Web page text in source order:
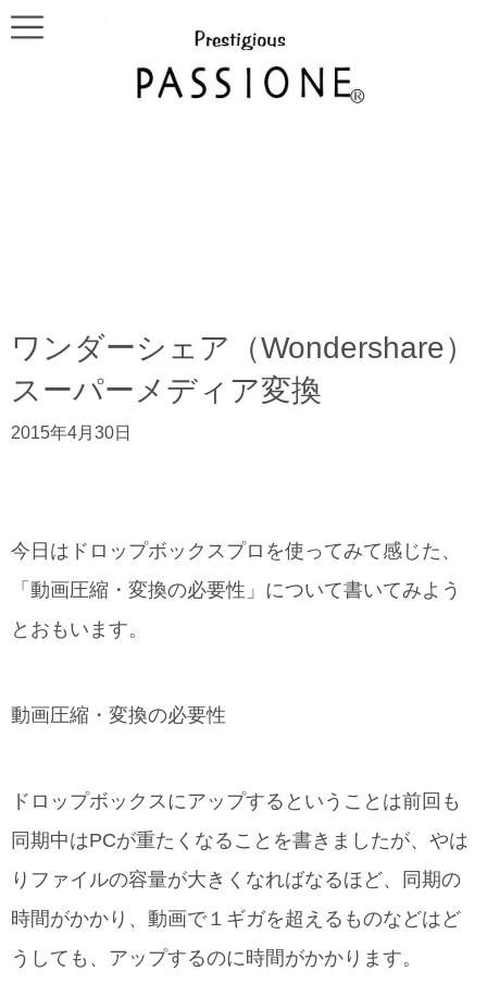
ワンダーシェア（Wondershare）
スーパーメディア変換
2015年4月30日
今日はドロップボックスプロを使ってみて感じた、
「動画圧縮・変換の必要性」について書いてみよう
とおもいます。
動画圧縮・変換の必要性
ドロップボックスにアップするということは前回も
同期中はPCが重たくなることを書きましたが、やは
りファイルの容量が大きくなればなるほど、同期の
時間がかかり、動画で１ギガを超えるものなどはど
うしても、アップするのに時間がかかります。